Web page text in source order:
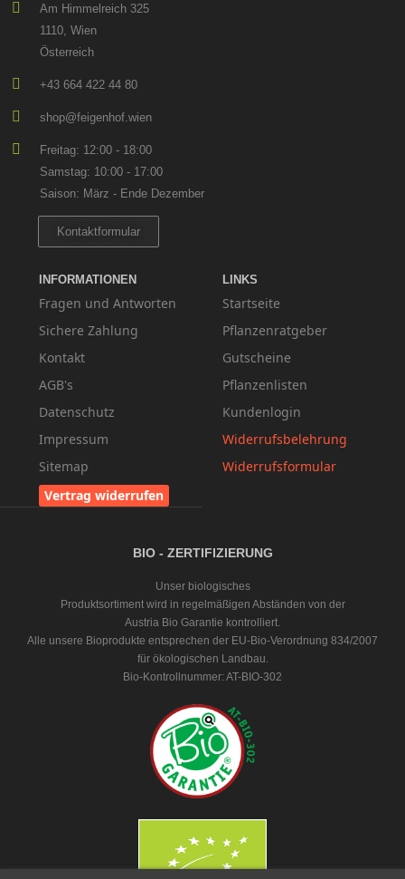
Am Himmelreich 325
1110, Wien
Österreich
+43 664 422 44 80
shop@feigenhof.wien
Freitag: 12:00 - 18:00
Samstag: 10:00 - 17:00
Saison: März - Ende Dezember
Kontaktformular
INFORMATIONEN
Fragen und Antworten
Sichere Zahlung
Kontakt
AGB's
Datenschutz
Impressum
Sitemap
Vertrag widerrufen
LINKS
Startseite
Pflanzenratgeber
Gutscheine
Pflanzenlisten
Kundenlogin
Widerrufsbelehrung
Widerrufsformular
BIO - ZERTIFIZIERUNG
Unser biologisches
Produktsortiment wird in regelmäßigen Abständen von der
Austria Bio Garantie kontrolliert.
Alle unsere Bioprodukte entsprechen der EU-Bio-Verordnung 834/2007
für ökologischen Landbau.
Bio-Kontrollnummer: AT-BIO-302